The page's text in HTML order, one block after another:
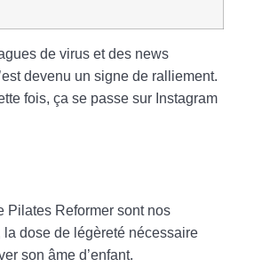
de virus et des news
devenu un signe de ralliement.
fois, ça se passe sur Instagram
Pilates Reformer sont nos
dose de légèreté nécessaire
son âme d’enfant.